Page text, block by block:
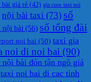
giá rẻ (42) gia cuoc taxi noi
nội bài taxi (73) số
nội bài (56) số tổng đài
noi bai (50) taxi gia
noi di noi bai (90)
bài đón tận ngõ giá
taxi noi bai di cac tinh